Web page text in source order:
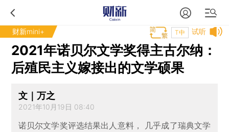
财新mini+ 试听
T中
2021年诺贝尔文学奖得主古尔纳：
后殖民主义嫁接出的文学硕果
文｜万之
2021年10月19日 08:40
诺贝尔文学奖评选结果出人意料， 几乎成了瑞典文学